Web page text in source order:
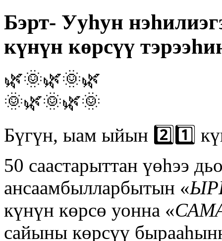
Бэрт- Ууһун
күнүн көрсүү
🌿🌞🌿🌞🌿
🌞🌿🌞🌿🌞
Бүгүн, ыам ыйын 2️⃣1️⃣
50 саастарыттан үөһээ
ансаамбылларбытын «
күнүн көрсө уонна «
сайыны көрсүү